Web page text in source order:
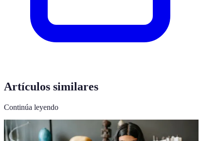
Artículos similares
Continúa leyendo